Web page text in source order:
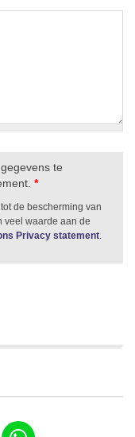
te
*
de bescherming van
veel waarde aan de
Privacy statement.